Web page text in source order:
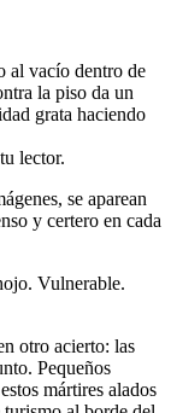
al vacío dentro de
la piso da un
grata haciendo
lector.
se aparean
y certero en cada
Vulnerable.
otro acierto: las
Pequeños
mártires alados